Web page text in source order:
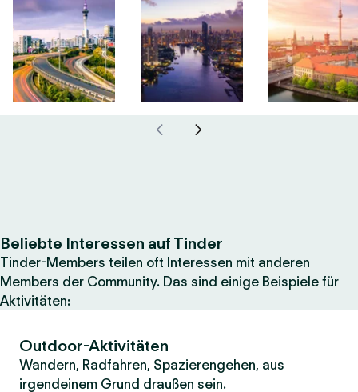
Beliebte Interessen auf Tinder
Tinder-Members teilen oft Interessen mit anderen
Members der Community. Das sind einige Beispiele für
Aktivitäten:
Outdoor-Aktivitäten
Wandern, Radfahren, Spazierengehen, aus
irgendeinem Grund draußen sein.